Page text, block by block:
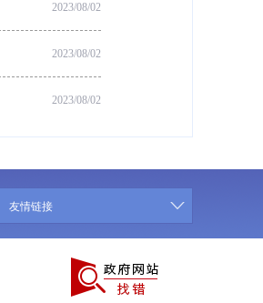
2023/08/02
2023/08/02
2023/08/02
友情链接